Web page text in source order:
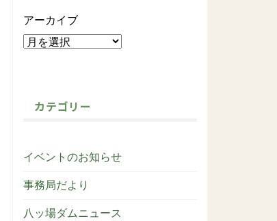
アーカイブ
カテゴリー
イベントのお知らせ
事務局だより
八ッ場ダムニュース